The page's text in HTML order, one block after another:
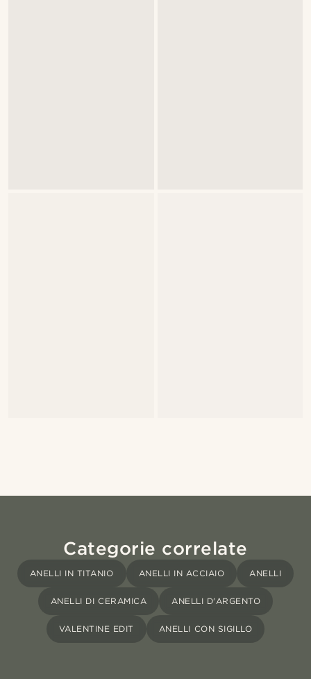
Categorie correlate
ANELLI IN TITANIO ANELLI IN ACCIAIO ANELLI
ANELLI DI CERAMICA ANELLI D'ARGENTO
VALENTINE EDIT ANELLI CON SIGILLO